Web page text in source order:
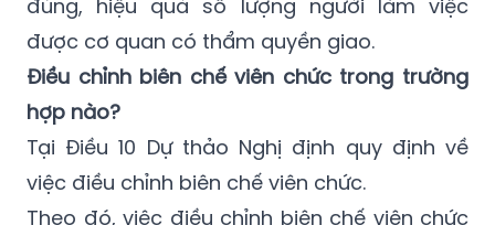
Điều chỉnh biên chế viên chức trong trường
hợp nào?
Tại Điều 10 Dự thảo Nghị định quy định về
việc điều chỉnh biên chế viên chức.
Theo đó, việc điều chỉnh biên chế viên chức
trong các đơn vị sự nghiệp công lập được